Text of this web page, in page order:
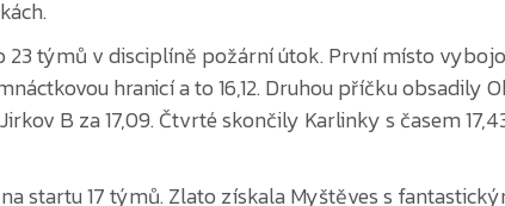
hranicí a to 16,12. Druhou příčku obsadily
B za 17,09. Čtvrté skončily Karlinky s časem
startu 17 týmů. Zlato získala Myštěves s
Třetí místo obsadily Bohuslavice Grizzlymotor
Olešnice s časem 17,41.